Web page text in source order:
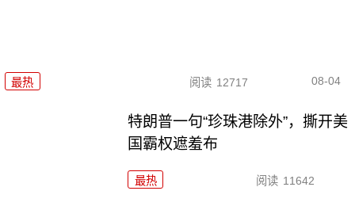
最热 阅读 12717 08-04
特朗普一句“珍珠港除外”，撕开美
国霸权遮羞布
最热 阅读 11642